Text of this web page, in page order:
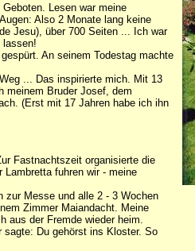
Lesen war meine
Also 2 Monate lang keine
Jesu), über 700 Seiten ... Ich war
lassen!
An seinem Todestag machte
... Das inspirierte mich. Mit 13
meinem Bruder Josef, dem
(Erst mit 17 Jahren habe ich ihn
Fastnachtszeit organisierte die
fuhren wir - meine
zur Messe und alle 2 - 3 Wochen
Zimmer Maiandacht. Meine
aus der Fremde wieder heim.
sagte: Du gehörst ins Kloster. So